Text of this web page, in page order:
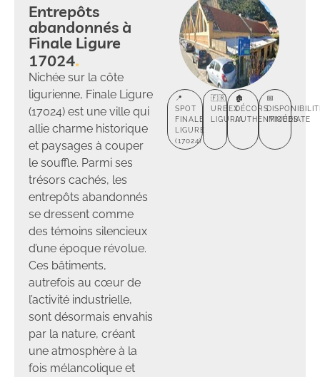
Entrepôts
abandonnés à
Finale Ligure
17024
Nichée sur la côte
ligurienne, Finale Ligure
(17024) est une ville qui
allie charme historique
et paysages à couper
le souffle. Parmi ses
trésors cachés, les
entrepôts abandonnés
se dressent comme
des témoins silencieux
d’une époque révolue.
Ces bâtiments,
autrefois au cœur de
l’activité industrielle,
sont désormais envahis
par la nature, créant
une atmosphère à la
fois mélancolique et
📍
SPOT
FINALE
LIGURE
(17024)
🇫🇷
URBEX
LIGURIA
🏚️
DÉCORS
AUTHENTIQUES
📅
IMMÉDIATE